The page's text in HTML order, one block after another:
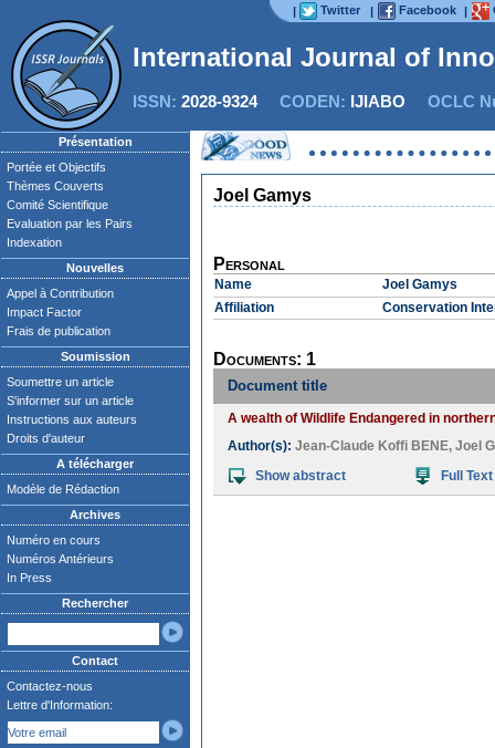
| Twitter | Facebook |
International Journal of
ISSN: 2028-9324CODEN: IJIABO OCLC
Présentation
Portée et Objectifs
Thèmes Couverts
Comité Scientifique
Evaluation par les Pairs
Indexation
Nouvelles
Appel à Contribution
Impact Factor
Frais de publication
Soumission
Soumettre un article
S'informer sur un article
Instructions aux auteurs
Droits d'auteur
A télécharger
Modèle de Rédaction
Archives
Numéro en cours
Numéros Antérieurs
In Press
Rechercher
Contact
Contactez-nous
Lettre d'Information:
Joel Gamys
Personal
Name
Joel Gamys
Affiliation
Conservation
Documents: 1
Document title
A wealth of Wildlife Endangered in
Author(s): Jean-Claude Koffi BENE, Joel
Show abstract
Full Text